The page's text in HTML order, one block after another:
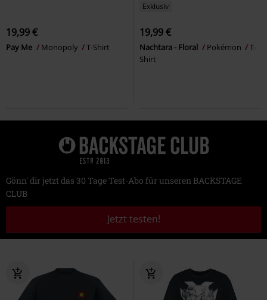
19,99 €
Pay Me Monopoly T-Shirt
Exklusiv
19,99 €
Nachtara - Floral Pokémon
T-
Shirt
Gönn' dir jetzt das 30 Tage Test-Abo für unseren BACKSTAGE
CLUB
Jetzt testen!